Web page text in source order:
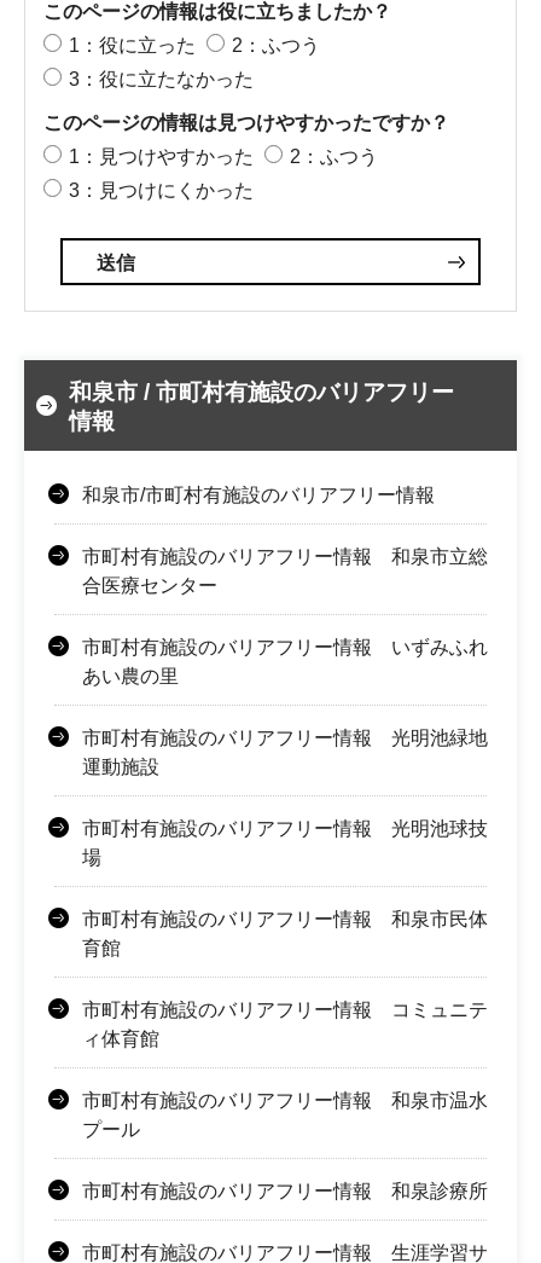
このページの情報は役に立ちましたか？
1：役に立った
2：ふつう
3：役に立たなかった
このページの情報は見つけやすかったですか？
1：見つけやすかった
2：ふつう
3：見つけにくかった
和泉市 / 市町村有施設のバリアフリー
情報
和泉市/市町村有施設のバリアフリー情報
市町村有施設のバリアフリー情報 和泉市立総
合医療センター
市町村有施設のバリアフリー情報 いずみふれ
あい農の里
市町村有施設のバリアフリー情報 光明池緑地
運動施設
市町村有施設のバリアフリー情報 光明池球技
場
市町村有施設のバリアフリー情報 和泉市民体
育館
市町村有施設のバリアフリー情報 コミュニテ
ィ体育館
市町村有施設のバリアフリー情報 和泉市温水
プール
市町村有施設のバリアフリー情報 和泉診療所
市町村有施設のバリアフリー情報 生涯学習サ